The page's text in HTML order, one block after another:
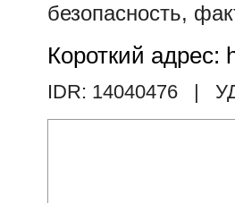
безопасность,
Короткий адрес:
IDR: 14040476 |